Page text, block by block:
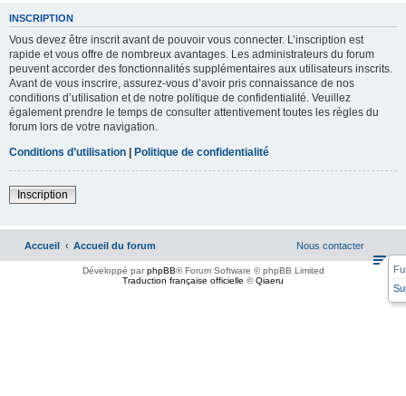
INSCRIPTION
Vous devez être inscrit avant de pouvoir vous connecter. L’inscription est
rapide et vous offre de nombreux avantages. Les administrateurs du forum
peuvent accorder des fonctionnalités supplémentaires aux utilisateurs inscrits.
Avant de vous inscrire, assurez-vous d’avoir pris connaissance de nos
conditions d’utilisation et de notre politique de confidentialité. Veuillez
également prendre le temps de consulter attentivement toutes les règles du
forum lors de votre navigation.
Conditions d’utilisation | Politique de confidentialité
Inscription
Accueil Accueil du forum Nous contacter
Développé parphpBB® Forum Software © phpBB Limited
Traduction française officielle ©Qiaeru